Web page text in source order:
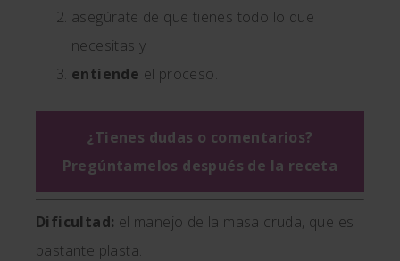
asegúrate de que tienes todo lo que
necesitas y
entiende el proceso.
¿Tienes dudas o comentarios?
Pregúntamelos después de la receta
Dificultad: el manejo de la masa cruda, que es
bastante plasta.